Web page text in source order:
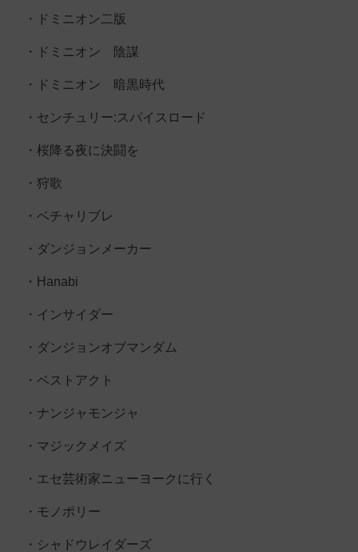
・ドミニオン二版
・ドミニオン 陰謀
・ドミニオン 暗黒時代
・センチュリー:スパイスロード
・桜降る夜に決闘を
・狩歌
・ベチャリブレ
・ダンジョンメーカー
・Hanabi
・インサイダー
・ダンジョンオブマンダム
・ベストアクト
・ナンジャモンジャ
・マジックメイズ
・エセ芸術家ニューヨークに行く
・モノポリー
・シャドウレイダーズ